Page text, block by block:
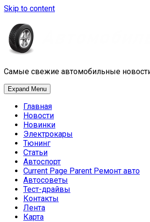
Skip to content
Самые свежие автомобильные
Expand Menu
Главная
Новости
Новинки
Электрокары
Тюнинг
Статьи
Автоспорт
Current Page Parent Ремонт авто
Автосоветы
Тест-драйвы
Контакты
Лента
Карта